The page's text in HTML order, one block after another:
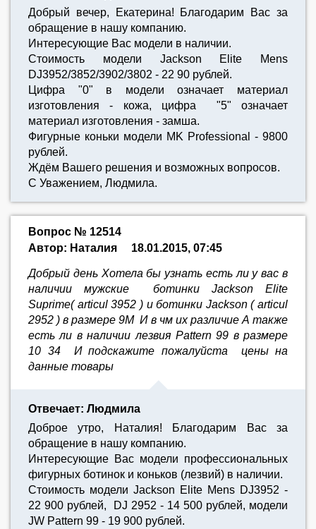
Добрый вечер, Екатерина! Благодарим Вас за
обращение в нашу компанию.
Интересующие Вас модели в наличии.
Стоимость модели Jackson Elite Mens
DJ3952/3852/3902/3802 - 22 90 рублей.
Цифра "0" в модели означает материал
изготовления - кожа, цифра "5" означает
материал изготовления - замша.
Фигурные коньки модели MK Professional - 9800
рублей.
Ждём Вашего решения и возможных вопросов.
С Уважением, Людмила.
Вопрос № 12514
Автор: Наталия
18.01.2015, 07:45
Добрый день Хотела бы узнать есть ли у вас в
наличии мужские ботинки Jackson Elite
Suprime( articul 3952 ) и ботинки Jackson ( articul
2952 ) в размере 9М И в чм их различие А также
есть ли в наличии лезвия Pattern 99 в размере
10 34 И подскажите пожалуйста цены на
данные товары
Отвечает: Людмила
Доброе утро, Наталия! Благодарим Вас за
обращение в нашу компанию.
Интересующие Вас модели профессиональных
фигурных ботинок и коньков (лезвий) в наличии.
Стоимость модели Jackson Elite Mens DJ3952 -
22 900 рублей, DJ 2952 - 14 500 рублей, модели
JW Pattern 99 - 19 900 рублей.